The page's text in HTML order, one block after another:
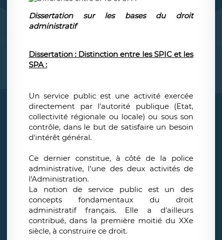
Dissertation sur les bases du droit
administratif
Dissertation : Distinction entre les SPIC et les
SPA :
Un service public est une activité exercée
directement par l'autorité publique (Etat,
collectivité régionale ou locale) ou sous son
contrôle, dans le but de satisfaire un besoin
d'intérêt général.
Ce dernier constitue, à côté de la police
administrative, l'une des deux activités de
l'Administration.
La notion de service public est un des
concepts fondamentaux du droit
administratif français. Elle a d'ailleurs
contribué, dans la première moitié du XXe
siècle, à construire ce droit.